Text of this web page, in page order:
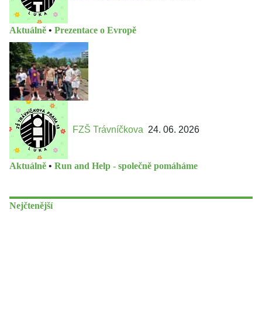
Aktuálně • Prezentace o Evropě
FZŠ Trávníčkova 24. 06. 2026
Aktuálně • Run and Help - společně pomáháme
Nejčtenější